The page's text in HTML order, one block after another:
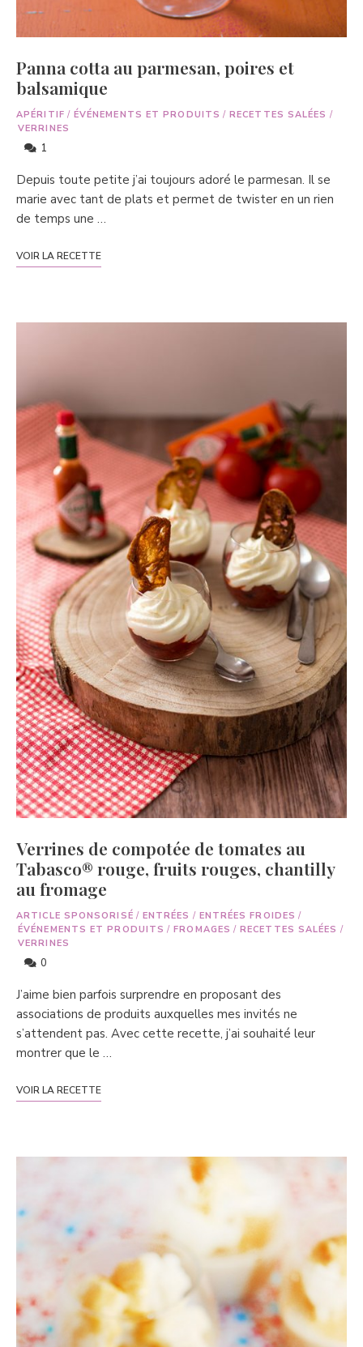
Panna cotta au parmesan, poires et
balsamique
APÉRITIF / ÉVÉNEMENTS ET PRODUITS / RECETTES SALÉES /
VERRINES
1
Depuis toute petite j’ai toujours adoré le parmesan. Il se
marie avec tant de plats et permet de twister en un rien
de temps une …
VOIR LA RECETTE
Verrines de compotée de tomates au
Tabasco® rouge, fruits rouges, chantilly
au fromage
ARTICLE SPONSORISÉ / ENTRÉES / ENTRÉES FROIDES /
ÉVÉNEMENTS ET PRODUITS / FROMAGES / RECETTES SALÉES /
VERRINES
0
J’aime bien parfois surprendre en proposant des
associations de produits auxquelles mes invités ne
s’attendent pas. Avec cette recette, j’ai souhaité leur
montrer que le …
VOIR LA RECETTE